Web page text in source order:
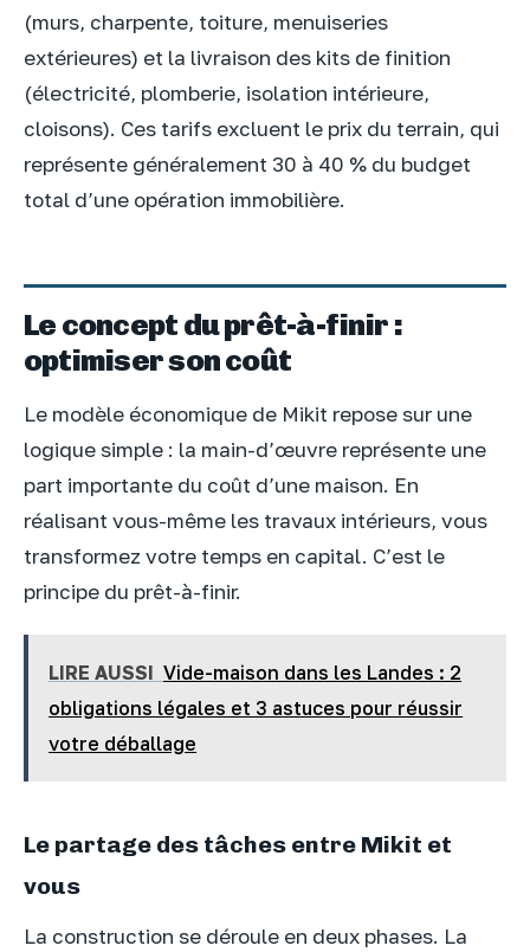
(murs, charpente, toiture, menuiseries
extérieures) et la livraison des kits de finition
(électricité, plomberie, isolation intérieure,
cloisons). Ces tarifs excluent le prix du terrain, qui
représente généralement 30 à 40 % du budget
total d’une opération immobilière.
Le concept du prêt-à-finir :
optimiser son coût
Le modèle économique de Mikit repose sur une
logique simple : la main-d’œuvre représente une
part importante du coût d’une maison. En
réalisant vous-même les travaux intérieurs, vous
transformez votre temps en capital. C’est le
principe du prêt-à-finir.
LIRE AUSSI Vide-maison dans les Landes : 2
obligations légales et 3 astuces pour réussir
votre déballage
Le partage des tâches entre Mikit et
vous
La construction se déroule en deux phases. La